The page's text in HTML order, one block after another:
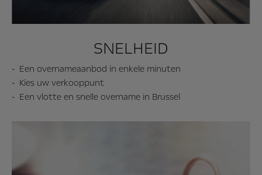
SNELHEID
Een overnameaanbod in enkele minuten
Kies uw verkooppunt
Een vlotte en snelle overname in Brussel